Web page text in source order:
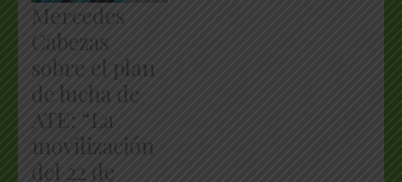
Mercedes
Cabezas
sobre el plan
de lucha de
ATE: “La
movilización
del 22 de